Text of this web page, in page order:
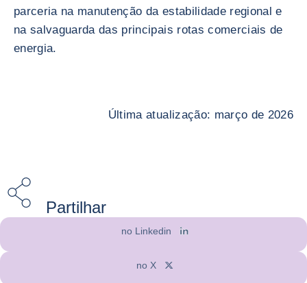
parceria na manutenção da estabilidade regional e
na salvaguarda das principais rotas comerciais de
energia.
Última atualização: março de 2026
Partilhar
no Linkedin
no X